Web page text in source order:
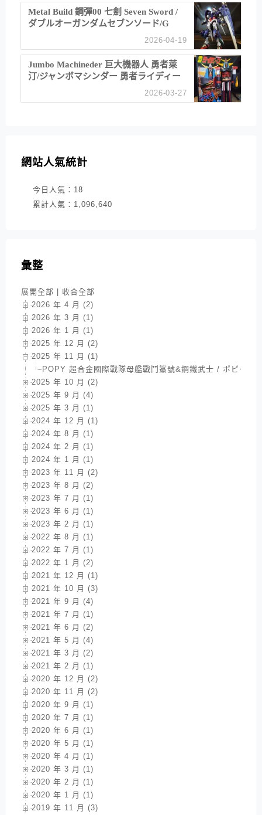
Metal Build 鋼彈00 七劍 Seven Sword /
ダブルオーガンダムセブンソード/G
2026-04-19
Jumbo Machineder 巨大機器人 勇者萊
汀/ジャンボマシンダー 勇者ライディー
2026-03-27
網站人氣統計
今日人氣： 18
累計人氣： 1,096,640
彙整
展開全部
收合全部
2026 年 4 月 (2)
2026 年 3 月 (1)
2026 年 1 月 (1)
2025 年 12 月 (2)
2025 年 11 月 (1)
POPY 超合金國際戰隊母艦戰鬥鯊號&鋼鐵武士 / ポピー
2025 年 10 月 (2)
2025 年 9 月 (4)
2025 年 3 月 (1)
2024 年 12 月 (1)
2024 年 8 月 (1)
2024 年 2 月 (1)
2024 年 1 月 (1)
2023 年 11 月 (2)
2023 年 8 月 (2)
2023 年 7 月 (1)
2023 年 6 月 (1)
2023 年 2 月 (1)
2022 年 8 月 (1)
2022 年 7 月 (1)
2022 年 1 月 (2)
2021 年 12 月 (1)
2021 年 10 月 (3)
2021 年 9 月 (4)
2021 年 7 月 (1)
2021 年 6 月 (2)
2021 年 5 月 (4)
2021 年 3 月 (2)
2021 年 2 月 (1)
2020 年 12 月 (2)
2020 年 11 月 (2)
2020 年 9 月 (1)
2020 年 7 月 (1)
2020 年 6 月 (1)
2020 年 5 月 (1)
2020 年 4 月 (1)
2020 年 3 月 (1)
2020 年 2 月 (1)
2020 年 1 月 (1)
2019 年 11 月 (3)